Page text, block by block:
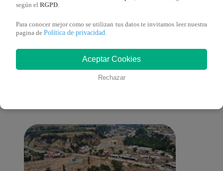
También te puede
según el RGPD
Para conocer mejor como se utilizan tus datos te invitamos leer nuestra
pagina de Política de privacidad
Aceptar Cookies
Rechazar